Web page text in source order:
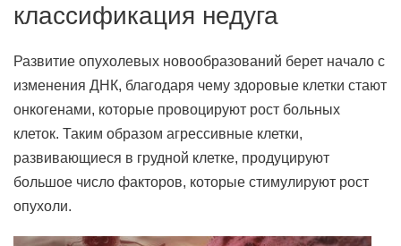
классификация недуга
Развитие опухолевых новообразований берет начало с
изменения ДНК, благодаря чему здоровые клетки стают
онкогенами, которые провоцируют рост больных
клеток. Таким образом агрессивные клетки,
развивающиеся в грудной клетке, продуцируют
большое число факторов, которые стимулируют рост
опухоли.